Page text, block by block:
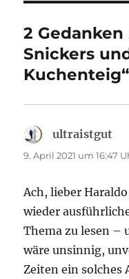
2
Snickers
Kuchenteig“
ultraistgut
9. April 2021 um 16:47
Ach, lieber
wieder
Thema zu lesen –
wäre unsinnig,
Zeiten ein solches